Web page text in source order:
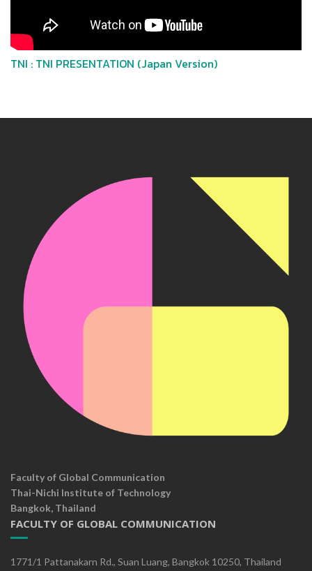
TNI : TNI PRESENTATION (Japan Version)
Faculty of Global Communication
Thai-Nichi Institute of Technology
Bangkok, Thailand
FACULTY OF GLOBAL COMMUNICATION
1771/1 Pattanakarn Rd., Suan Luang, Bangkok 10250, Thailand